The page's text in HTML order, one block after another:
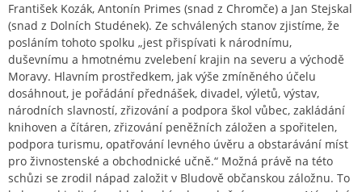
František Kozák, Antonín Primes (snad z Chromče) a Jan Stejskal
(snad z Dolních Studének). Ze schválených stanov zjistíme, že
posláním tohoto spolku „jest přispívati k národnímu,
duševnímu a hmotnému zvelebení krajin na severu a východě
Moravy. Hlavním prostředkem, jak výše zmíněného účelu
dosáhnout, je pořádání přednášek, divadel, výletů, výstav,
národních slavností, zřizování a podpora škol vůbec, zakládání
knihoven a čítáren, zřizování peněžních záložen a spořitelen,
podpora turismu, opatřování levného úvěru a obstarávání míst
pro živnostenské a obchodnické učně.“ Možná právě na této
schůzi se zrodil nápad založit v Bludově občanskou záložnu. To